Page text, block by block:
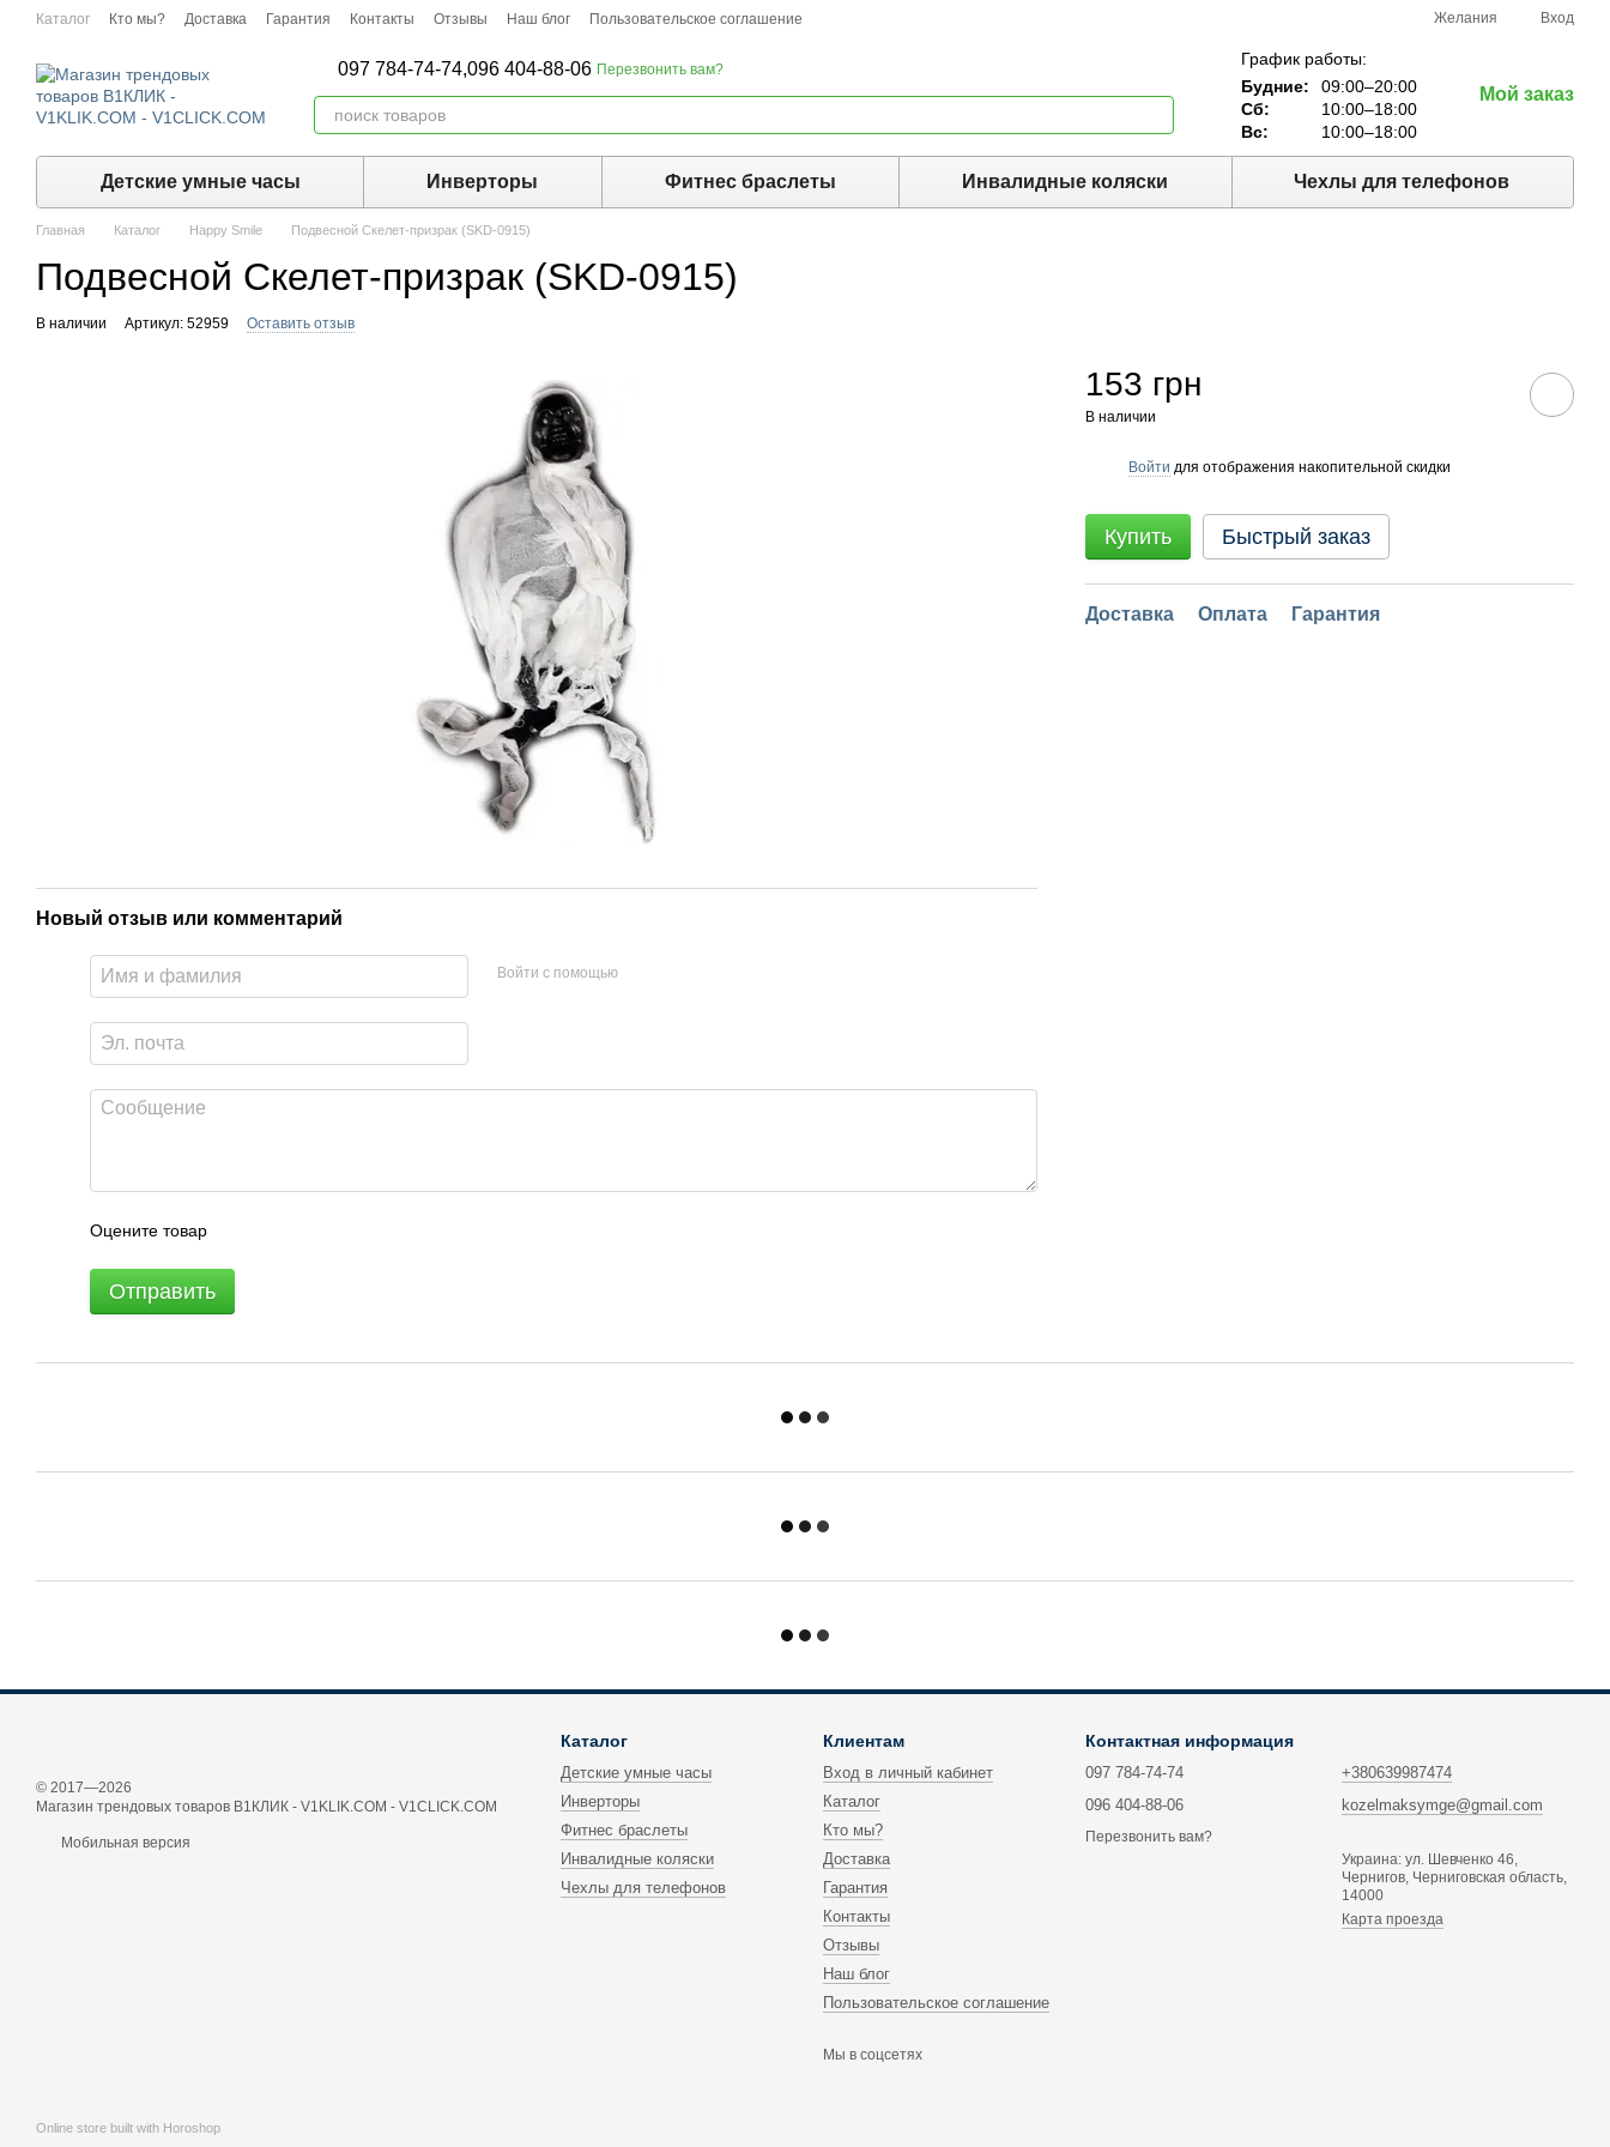
Перейти к основному контенту
Каталог Кто мы? Доставка Гарантия Контакты Отзывы Наш блог Пользовательское соглашение Желания Вход
097 784-74-74,096 404-88-06 Перезвонить вам?
График работы:
Будние:
09:00–20:00
Сб:
10:00–18:00
Вс:
10:00–18:00
Мой заказ
Детские умные часы Инверторы Фитнес браслеты Инвалидные коляски Чехлы для телефонов
Главная Каталог Happy Smile Подвесной Скелет-призрак (SKD-0915)
Подвесной Скелет-призрак (SKD-0915)
В наличии Артикул: 52959 Оставить отзыв
Новый отзыв или комментарий
Войти с помощью
Оцените товар
Отправить
153 грн
В наличии
Войти для отображения накопительной скидки
Купить Быстрый заказ
Доставка Оплата Гарантия
© 2017—2026
Магазин трендовых товаров В1КЛИК - V1KLIK.COM - V1CLICK.COM
Мобильная версия
Online store built with Horoshop
Каталог
Детские умные часы
Инверторы
Фитнес браслеты
Инвалидные коляски
Чехлы для телефонов
Клиентам
Вход в личный кабинет
Каталог
Кто мы?
Доставка
Гарантия
Контакты
Отзывы
Наш блог
Пользовательское соглашение
Мы в соцсетях
Контактная информация
097 784-74-74
096 404-88-06
Перезвонить вам?
+380639987474
kozelmaksymge@gmail.com
Украина: ул. Шевченко 46,
Чернигов, Черниговская область,
14000
Карта проезда